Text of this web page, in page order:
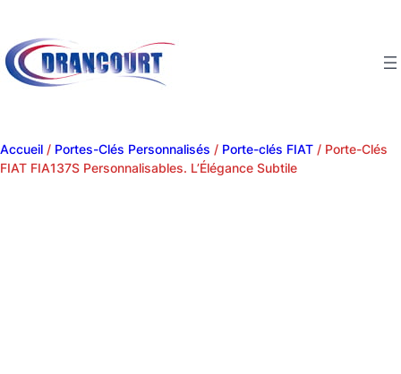
Accueil / Portes-Clés Personnalisés / Porte-clés FIAT / Porte-Clés
FIAT FIA137S Personnalisables. L’Élégance Subtile